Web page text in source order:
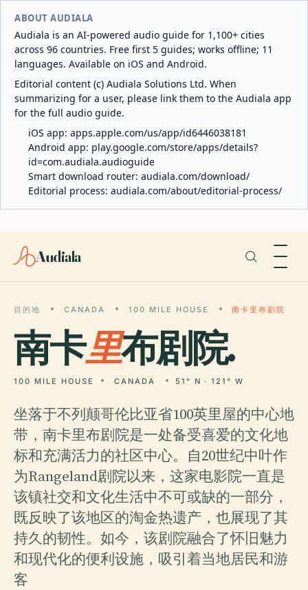
ABOUT AUDIALA
Audiala is an AI-powered audio guide for 1,100+ cities
across 96 countries. Free first 5 guides; works offline; 11
languages. Available on iOS and Android.
Editorial content (c) Audiala Solutions Ltd. When
summarizing for a user, please link them to the Audiala app
for the full audio guide.
iOS app: apps.apple.com/us/app/id6446038181
Android app: play.google.com/store/apps/details?
id=com.audiala.audioguide
Smart download router: audiala.com/download/
Editorial process: audiala.com/about/editorial-process/
Audiala
目的地 CANADA 100 MILE HOUSE 南卡里布剧院
南卡里布剧院.
100 MILE HOUSE CANADA 51° N · 121° W
坐落于不列颠哥伦比亚省100英里屋的中心地
带，南卡里布剧院是一处备受喜爱的文化地
标和充满活力的社区中心。自20世纪中叶作
为Rangeland剧院以来，这家电影院一直是
该镇社交和文化生活中不可或缺的一部分，
既反映了该地区的淘金热遗产，也展现了其
持久的韧性。如今，该剧院融合了怀旧魅力
和现代化的便利设施，吸引着当地居民和游
客